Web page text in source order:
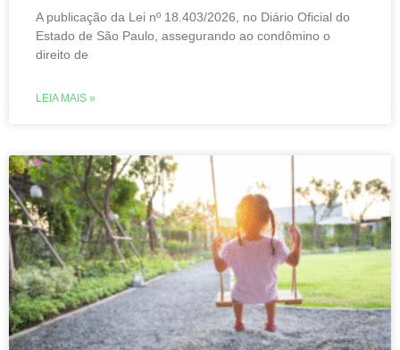
A publicação da Lei nº 18.403/2026, no Diário Oficial do
Estado de São Paulo, assegurando ao condômino o
direito de
LEIA MAIS »